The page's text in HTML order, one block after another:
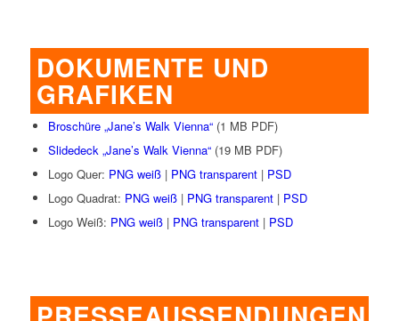
DOKUMENTE UND
GRAFIKEN
Broschüre „Jane’s Walk Vienna“(1 MB PDF)
Slidedeck „Jane’s Walk Vienna“(19 MB PDF)
Logo Quer: PNG weiß| PNG transparent| PSD
Logo Quadrat: PNG weiß| PNG transparent| PSD
Logo Weiß: PNG weiß| PNG transparent| PSD